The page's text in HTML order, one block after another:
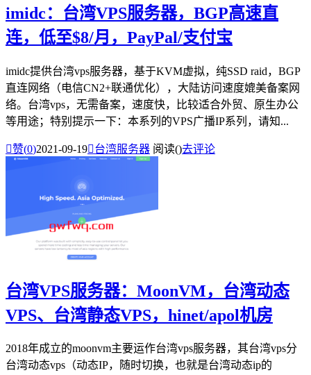
imidc：台湾VPS服务器，BGP高速直
连，低至$8/月，PayPal/支付宝
imidc提供台湾vps服务器，基于KVM虚拟，纯SSD raid，BGP
直连网络（电信CN2+联通优化），大陆访问速度媲美备案网
络。台湾vps，无需备案，速度快，比较适合外贸、原生办公
等用途；特别提示一下：本系列的VPS广播IP系列，请知...
赞(0)2021-09-19台湾服务器 阅读()去评论
台湾VPS服务器：MoonVM，台湾动态
VPS、台湾静态VPS，hinet/apol机房
2018年成立的moonvm主要运作台湾vps服务器，其台湾vps分
台湾动态vps（动态IP，随时切换，也就是台湾动态ip的